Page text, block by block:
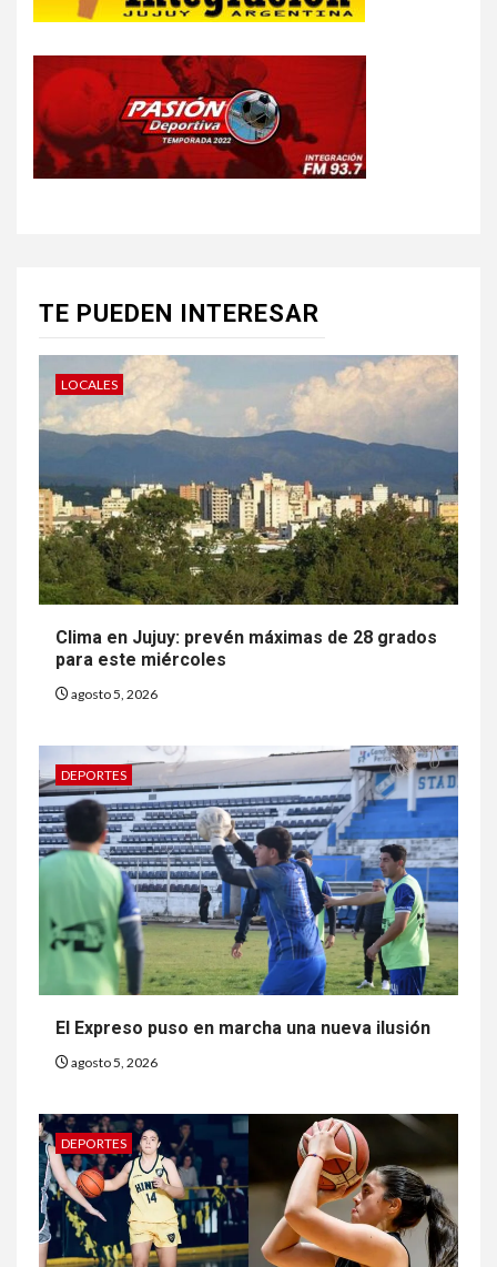
TE PUEDEN INTERESAR
LOCALES
Clima en Jujuy: prevén máximas de 28 grados
para este miércoles
agosto 5, 2026
DEPORTES
El Expreso puso en marcha una nueva ilusión
agosto 5, 2026
DEPORTES